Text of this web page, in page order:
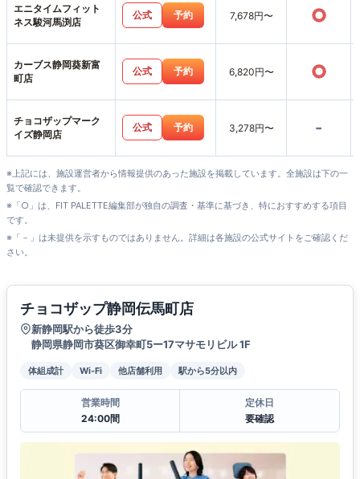
エニタイムフィット
ネス駿河馬渕店
公式 予約 7,678円〜 ○
カーブス静岡葵新富
町店
公式 予約 6,820円〜 ○
チョコザップマーク
イズ静岡店
公式 予約 3,278円〜 -
※上記には、施設運営者から情報提供のあった施設を掲載しています。全施設は下の一
覧で確認できます。
※「○」は、FIT PALETTE編集部が独自の調査・基準に基づき、特におすすめする項目
です。
※「－」は未提供を示すものではありません。詳細は各施設の公式サイトをご確認くだ
さい。
チョコザップ静岡伝馬町店
新静岡駅から徒歩3分
静岡県静岡市葵区御幸町5ー17マサモリビル 1F
体組成計 Wi-Fi 他店舗利用 駅から5分以内
営業時間
24:00間
定休日
要確認